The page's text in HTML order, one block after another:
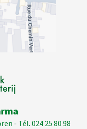
- Tél. 024 25 80 98